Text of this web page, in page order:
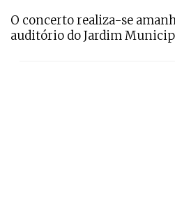
O concerto realiza-se
auditório do Jardim